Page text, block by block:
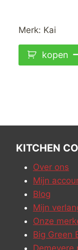
Merk: Kai
kopen
KITCHEN
Over ons
Mijn
Blog
Mijn
Onze
Big Green
Demeyere